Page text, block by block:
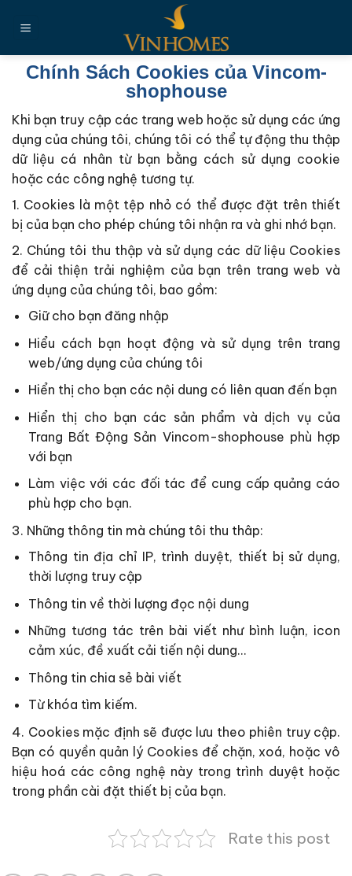
đến
dungChính Sách Cookies của Vincom-
shophouse
Khi bạn truy cập các trang web hoặc sử dụng các ứng
dụng của chúng tôi, chúng tôi có thể tự động thu thập
dữ liệu cá nhân từ bạn bằng cách sử dụng cookie
hoặc các công nghệ tương tự.
1. Cookies là một tệp nhỏ có thể được đặt trên thiết
bị của bạn cho phép chúng tôi nhận ra và ghi nhớ bạn.
2. Chúng tôi thu thập và sử dụng các dữ liệu Cookies
để cải thiện trải nghiệm của bạn trên trang web và
ứng dụng của chúng tôi, bao gồm:
Giữ cho bạn đăng nhập
Hiểu cách bạn hoạt động và sử dụng trên trang
web/ứng dụng của chúng tôi
Hiển thị cho bạn các nội dung có liên quan đến bạn
Hiển thị cho bạn các sản phẩm và dịch vụ của
Trang Bất Động Sản Vincom-shophouse phù hợp
với bạn
Làm việc với các đối tác để cung cấp quảng cáo
phù hợp cho bạn.
3. Những thông tin mà chúng tôi thu thâp:
Thông tin địa chỉ IP, trình duyệt, thiết bị sử dụng,
thời lượng truy cập
Thông tin về thời lượng đọc nội dung
Những tương tác trên bài viết như bình luận, icon
cảm xúc, đề xuất cải tiến nội dung…
Thông tin chia sẻ bài viết
Từ khóa tìm kiếm.
4. Cookies mặc định sẽ được lưu theo phiên truy cập.
Bạn có quyền quản lý Cookies để chặn, xoá, hoặc vô
hiệu hoá các công nghệ này trong trình duyệt hoặc
trong phần cài đặt thiết bị của bạn.
Rate this post